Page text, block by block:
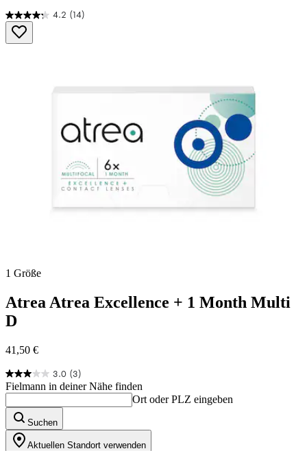
4.2 (14)
4.2
von
5
1 Größe
Atrea Atrea Excellence + 1 Month Multi
D
41,50 €
3.0 (3)
3.0
von
5
Sternen.
3
Bewertungen
Fielmann in deiner Nähe finden
Ort oder PLZ eingeben
Suchen
Aktuellen Standort verwenden